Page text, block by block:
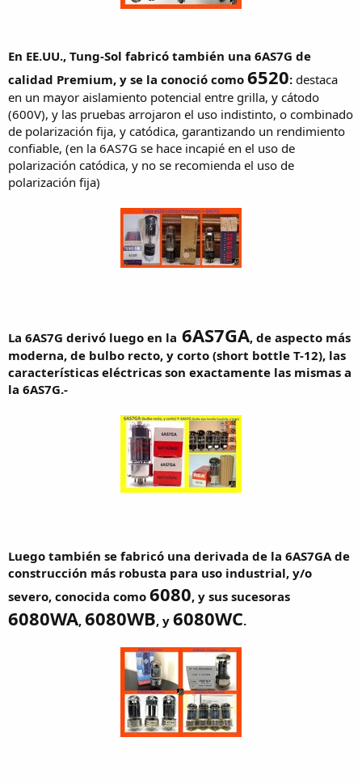
En EE.UU., Tung-Sol fabricó también una 6AS7G de
calidad Premium, y se la conoció como 6520: destaca
en un mayor aislamiento potencial entre grilla, y cátodo
(600V), y las pruebas arrojaron el uso indistinto, o combinado
de polarización fija, y catódica, garantizando un rendimiento
confiable, (en la 6AS7G se hace incapié en el uso de
polarización catódica, y no se recomienda el uso de
polarización fija)
La 6AS7G derivó luego en la 6AS7GA, de aspecto más
moderna, de bulbo recto, y corto (short bottle T-12), las
características eléctricas son exactamente las mismas a
la 6AS7G.-
Luego también se fabricó una derivada de la 6AS7GA de
construcción más robusta para uso industrial, y/o
severo, conocida como 6080, y sus sucesoras
6080WA, 6080WB, y 6080WC.